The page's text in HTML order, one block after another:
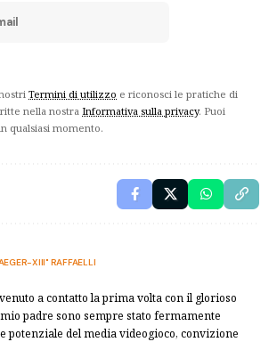
Termini di utilizzo e riconosci le pratiche di
nella nostra Informativa sulla privacy. Puoi
qualsiasi momento.
XIII" RAFFAELLI
a contatto la prima volta con il glorioso
padre sono sempre stato fermamente
potenziale del media videogioco, convizione